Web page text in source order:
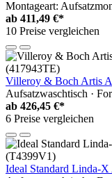
Montageart:
ab 411,49 €*
10 Preise vergleichen
Villeroy & Boch Artis
Aufsatzwaschtisch ·
ab 426,45 €*
6 Preise vergleichen
Ideal Standard Linda-